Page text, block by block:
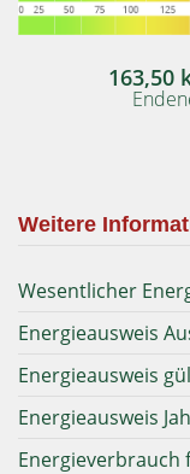
163,50
Weitere
Wesentlicher
Energieausweis
Energieausweis
Energieausweis
Energieverbrauch